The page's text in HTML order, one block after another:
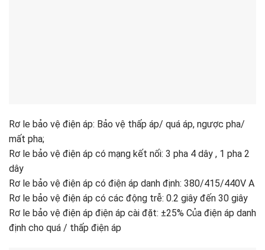
Rơ le bảo vệ điện áp: Bảo vệ thấp áp/ quá áp, ngược pha/
mất pha;
Rơ le bảo vệ điện áp có mạng kết nối: 3 pha 4 dây , 1 pha 2
dây
Rơ le bảo vệ điện áp có điện áp danh định: 380/415/440V A
Rơ le bảo vệ điện áp có các động trễ: 0.2 giây đến 30 giây
Rơ le bảo vệ điện áp điện áp cài đặt: ±25% Của điện áp danh
định cho quá / thấp điện áp